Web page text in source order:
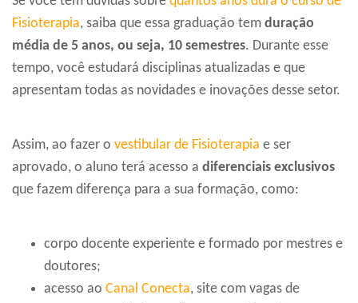
Fisioterapia, saiba que essa graduação tem duração
média de 5 anos, ou seja, 10 semestres. Durante esse
tempo, você estudará disciplinas atualizadas e que
apresentam todas as novidades e inovações desse setor.
Assim, ao fazer o vestibular de Fisioterapia e ser
aprovado, o aluno terá acesso a diferenciais exclusivos
que fazem diferença para a sua formação, como:
corpo docente experiente e formado por mestres e
doutores;
acesso ao Canal Conecta, site com vagas de